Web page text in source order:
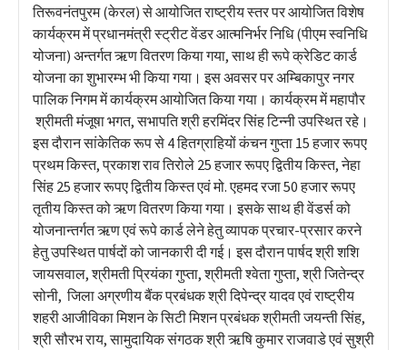
तिरूवनंतपुरम (केरल) से आयोजित राष्ट्रीय स्तर पर आयोजित विशेष
कार्यक्रम में प्रधानमंत्री स्ट्रीट वेंडर आत्मनिर्भर निधि (पीएम स्वनिधि
योजना) अन्तर्गत ऋण वितरण किया गया, साथ ही रूपे क्रेडिट कार्ड
योजना का शुभारम्भ भी किया गया। इस अवसर पर अम्बिकापुर नगर
पालिक निगम में कार्यक्रम आयोजित किया गया। कार्यक्रम में महापौर
श्रीमती मंजूषा भगत, सभापति श्री हरमिंदर सिंह टिन्नी उपस्थित रहे।
इस दौरान सांकेतिक रूप से 4 हितग्राहियों कंचन गुप्ता 15 हजार रूपए
प्रथम किस्त, प्रकाश राव तिरोले 25 हजार रूपए द्वितीय किस्त, नेहा
सिंह 25 हजार रूपए द्वितीय किस्त एवं मो. एहमद रजा 50 हजार रूपए
तृतीय किस्त को ऋण वितरण किया गया। इसके साथ ही वेंडर्स को
योजनान्तर्गत ऋण एवं रूपे कार्ड लेने हेतु व्यापक प्रचार-प्रसार करने
हेतु उपस्थित पार्षदों को जानकारी दी गई। इस दौरान पार्षद श्री शशि
जायसवाल, श्रीमती प्रियंका गुप्ता, श्रीमती श्वेता गुप्ता, श्री जितेन्द्र
सोनी, जिला अग्रणीय बैंक प्रबंधक श्री दिपेन्द्र यादव एवं राष्ट्रीय
शहरी आजीविका मिशन के सिटी मिशन प्रबंधक श्रीमती जयन्ती सिंह,
श्री सौरभ राय, सामुदायिक संगठक श्री ऋषि कुमार राजवाडे एवं सुश्री